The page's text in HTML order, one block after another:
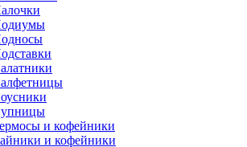
и кофейники
и кофейники